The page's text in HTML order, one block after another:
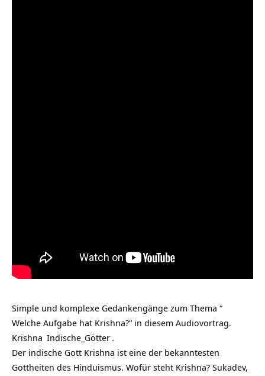
Simple und komplexe Gedankengänge zum Thema “
Welche Aufgabe hat Krishna?“ in diesem Audiovortrag.
Krishna Indische_Götter .
Der indische Gott Krishna ist eine der bekanntesten
Gottheiten des Hinduismus. Wofür steht Krishna? Sukadev,